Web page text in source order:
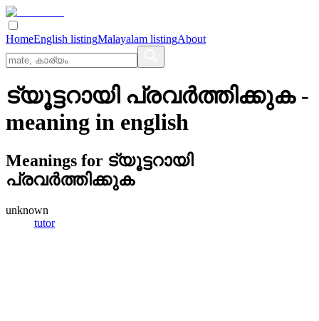
HomeEnglish listingMalayalam listingAbout
ട്യൂട്ടറായി പ്രവര്‍ത്തിക്കുക-
meaning in english
Meanings for ട്യൂട്ടറായി
പ്രവര്‍ത്തിക്കുക
unknown
tutor